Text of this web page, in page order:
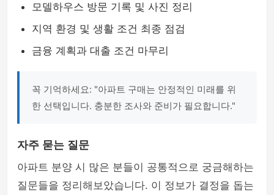
모델하우스 방문 기록 및 사진 정리
지역 환경 및 생활 조건 최종 점검
금융 계획과 대출 조건 마무리
꼭 기억하세요: "아파트 구매는 안정적인 미래를 위
한 선택입니다. 충분한 조사와 준비가 필요합니다."
자주 묻는 질문
아파트 분양 시 많은 분들이 공통적으로 궁금해하는
질문들을 정리해보았습니다. 이 정보가 결정을 돕는